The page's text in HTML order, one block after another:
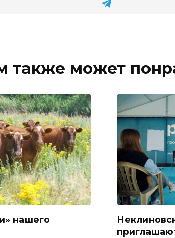
также может
нашего